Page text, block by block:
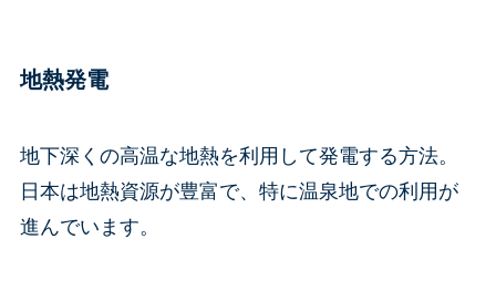
地熱発電
地下深くの高温な地熱を利用して発電する方法。
日本は地熱資源が豊富で、特に温泉地での利用が
進んでいます。